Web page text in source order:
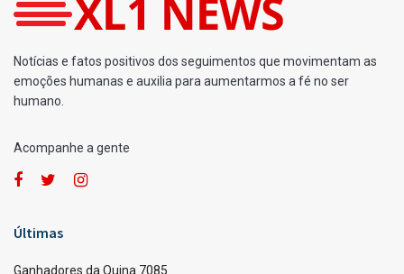
Home Loterias
Ganhadores da Lotomania 2742
Fernando Powodzenia